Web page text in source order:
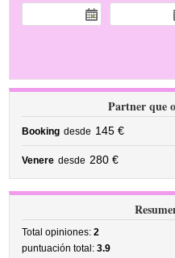
Partner que
Booking desde 145 €
Venere desde 280 €
Total opiniones:2
puntuación total:3.9